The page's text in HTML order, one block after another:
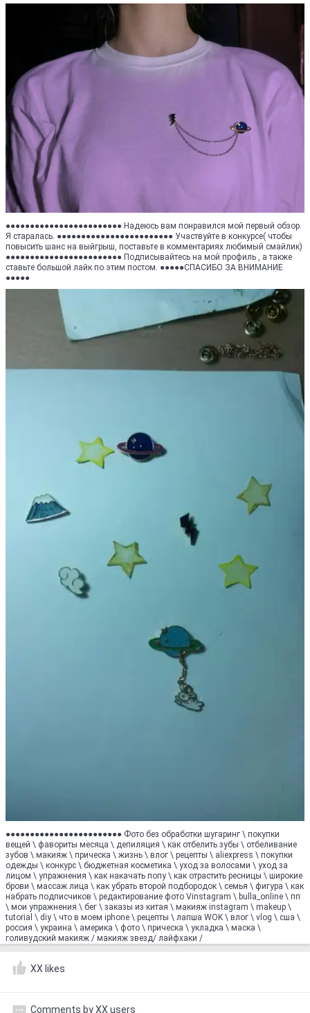
●●●●●●●●●●●●●●●●●●●●●●●● Надеюсь вам понравился мой первый обзор.
Я старалась. ●●●●●●●●●●●●●●●●●●●●●●●● Участвуйте в конкурсе( чтобы
повысить шанс на выйгрыш, поставьте в комментариях любимый смайлик)
●●●●●●●●●●●●●●●●●●●●●●●● Подписывайтесь на мой профиль , а также
ставьте большой лайк по этим постом. ●●●●●СПАСИБО ЗА ВНИМАНИЕ
●●●●●
●●●●●●●●●●●●●●●●●●●●●●●● Фото без обработки шугаринг \ покупки
вещей \ фавориты месяца \ депиляция \ как отбелить зубы \ отбеливание
зубов \ макияж \ прическа \ жизнь \ влог \ рецепты \ aliexpress \ покупки
одежды \ конкурс \ бюджетная косметика \ уход за волосами \ уход за
лицом \ упражнения \ как накачать попу \ как отрастить ресницы \ широкие
брови \ массаж лица \ как убрать второй подбородок \ семья \ фигура \ как
набрать подписчиков \ редактирование фото Vinstagram \ bulla_online \ пп
\ мои упражнения \ бег \ заказы из китая \ макияж instagram \ makeup \
tutorial \ diy \ что в моем iphone \ рецепты \ лапша WOK \ влог \ vlog \ сша \
россия \ украина \ америка \ фото \ прическа \ укладка \ маска \
голивудский макияж / макияж звезд/ лайфхаки /
XX likes
Comments by XX users